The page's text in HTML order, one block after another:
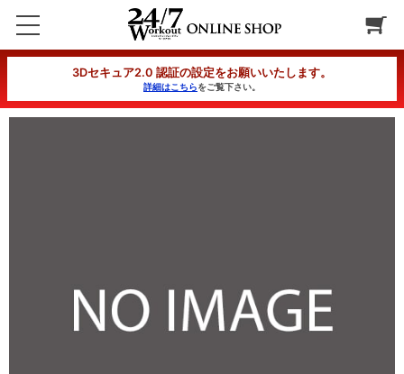
【解約手数料】NTC（年間月払いコース）月1回 60分(6か月以下）
3Dセキュア2.0 認証の設定をお願いいたします。
詳細はこちらをご覧下さい。